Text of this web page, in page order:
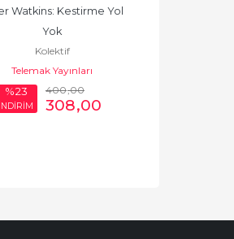
Watkins: Kestirme Yol
Yok
Kolektif
Telemak Yayınları
%23
İNDİRİM
400,00
308,00